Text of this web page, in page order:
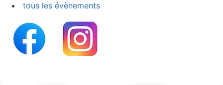
tous les évènements